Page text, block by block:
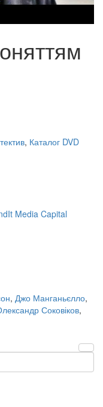
, Каталог DVD
Media Capital
, Джо Манганьєлло,
Соковіков,